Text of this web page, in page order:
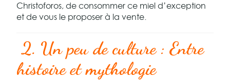
Christoforos, de consommer ce miel d’exception
et de vous le proposer à la vente.
2. Un peu de culture : Entre
histoire et mythologie